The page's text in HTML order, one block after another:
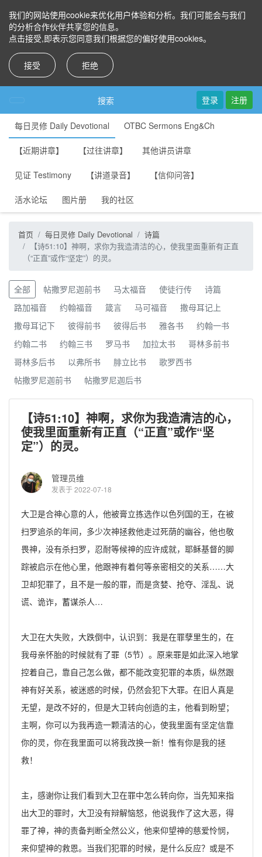
我们的网站使用cookie来优化用户体验和分析。我们可能会与我们
的分析合作伙伴共享您的信息。
点击接受,即表示您同意我们根据您的偏好使用cookies。
接受 拒绝
搜索 登录 注册
每日灵修 Daily Devotional OTBC Sermons Eng&Ch
【近期讲章】 【过往讲章】 其他讲员讲章
见证 Testimony 【讲道录音】 【信仰问答】
活水论坛 图片册 我的社区
首页 每日灵修 Daily Devotional
诗篇
【诗51:10】神啊，求你为我造清洁的心，使我里面重新有正直
（“正直”或作“坚定”）的灵。
全部 帖撒罗尼迦前书 马太福音 使徒行传
诗篇
路加福音
约翰福音 箴言 马可福音
撒母耳记上
撒母耳记下
彼得前书 彼得后书 雅各书
约翰一书
约翰二书
约翰三书 罗马书 加拉太书
哥林多前书
哥林多后书
以弗所书 腓立比书
歌罗西书
帖撒罗尼迦前书
帖撒罗尼迦后书
【诗51:10】神啊，求你为我造清洁的心，
使我里面重新有正直（“正直”或作“坚
定”）的灵。
管理员维
发表于 2022-07-18
大卫是合神心意的人，他被膏立拣选作以色列国的王，在被
扫罗追杀的年间，多少次神拯救他走过死荫的幽谷，他也敬
畏神，没有杀扫罗，忍耐等候神的应许成就，耶稣基督的脚
踪被启示在他心里，他跟神有着何等亲密相交的关系……大
卫却犯罪了，且不是一般的罪，而是贪婪、抢夺、淫乱、说
谎、诡诈，蓄谋杀人…
大卫在大失败，大跌倒中，认识到：我是在罪孽里生的，在
我母亲怀胎的时候就有了罪（5节）。原来罪是如此深入地掌
控着自己，靠自己怎么做，都不能改变犯罪的本质，纵然跟
神有好关系，被迷惑的时候，仍然会犯下大罪。在旧人真是
无望，是改不好的，但是大卫转向创造的主，他看到盼望；
主啊，你可以为我再造一颗清洁的心，使我里面有坚定信靠
你的灵，你在我里面可以将我改换一新！惟有你是我的拯
救！
主，感谢你让我们看到大卫在罪中怎么转向你，当先知来指
出大卫的罪时，大卫没有辩解恼怒，他说我作了这大恶，得
罪了神，神的责备判断全然公义，他来仰望神的慈爱怜悯，
来仰望神的救恩。当我们犯罪的时候，是什么反应？或是不